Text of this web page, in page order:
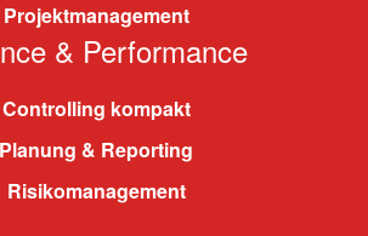
Projektmanagement
& Performance
Controlling kompakt
Planung & Reporting
Risikomanagement